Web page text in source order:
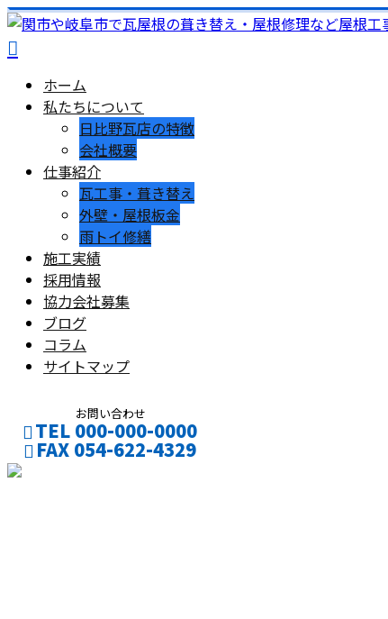
ホーム
私たちについて
日比野瓦店の特徴
会社概要
仕事紹介
瓦工事・葺き替え
外壁・屋根板金
雨トイ修繕
施工実績
採用情報
協力会社募集
ブログ
コラム
サイトマップ
お問い合わせ
TEL 000-000-0000
FAX 054-622-4329